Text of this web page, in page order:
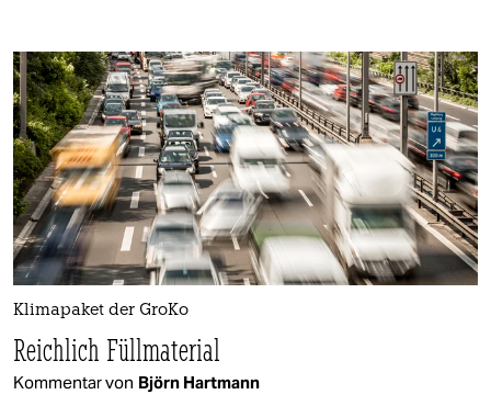
Klimapaket der GroKo
Reichlich Füllmaterial
Kommentar von Björn Hartmann